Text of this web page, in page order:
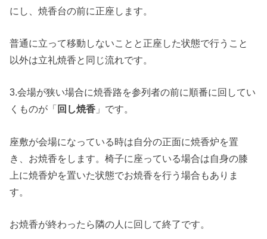
にし、焼香台の前に正座します。
普通に立って移動しないことと正座した状態で行うこと
以外は立礼焼香と同じ流れです。
3.会場が狭い場合に焼香路を参列者の前に順番に回してい
くものが「 回し焼香 」です。
座敷が会場になっている時は自分の正面に焼香炉を置
き、お焼香をします。椅子に座っている場合は自身の膝
上に焼香炉を置いた状態でお焼香を行う場合もありま
す。
お焼香が終わったら隣の人に回して終了です。